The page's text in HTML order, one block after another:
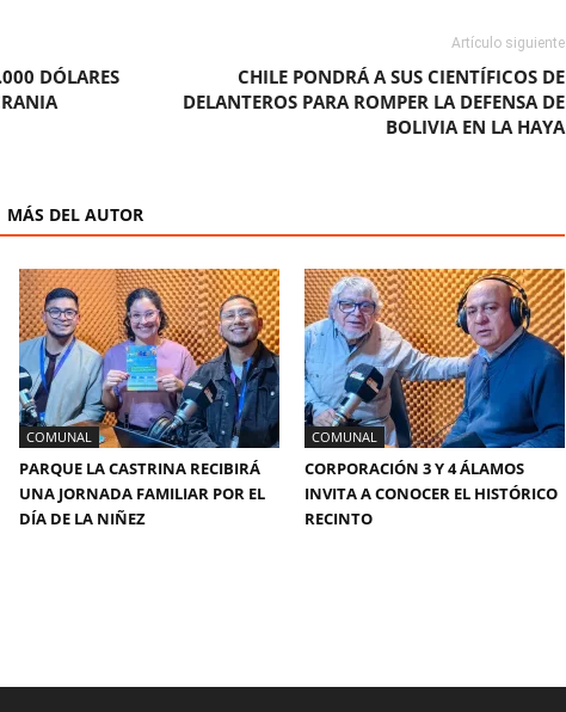
DÓLARES
Artículo siguiente
CHILE PONDRÁ A SUS CIENTÍFICOS DE
DELANTEROS PARA ROMPER LA DEFENSA DE
BOLIVIA EN LA HAYA
MÁS DEL AUTOR
COMUNAL
PARQUE LA CASTRINA RECIBIRÁ
UNA JORNADA FAMILIAR POR EL
DÍA DE LA NIÑEZ
COMUNAL
CORPORACIÓN 3 Y 4 ÁLAMOS
INVITA A CONOCER EL HISTÓRICO
RECINTO